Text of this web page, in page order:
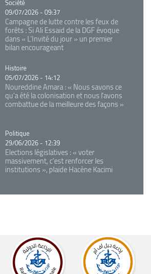
09/07/2026 - 09:37
Campagne de lutte contre les feux de
forêts : Si Ali Essaid de la DGF évoque
dans « L'Invité du jour » un premier
bilan encourageant
Catégorie
Histoire
05/07/2026 - 14:12
Noureddine Amara : « Nous savons ce
qu’a été la colonisation et nous l’avons
combattue de la meilleure des façons »
Catégorie
Politique
29/06/2026 - 12:39
Elections législatives : « voter
massivement, c'est renforcer les
institutions », plaide Hacène Kacimi